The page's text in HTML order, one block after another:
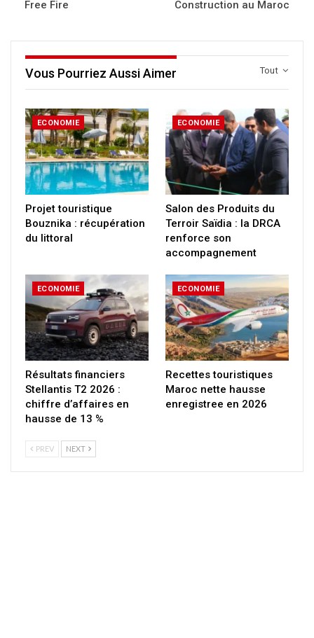
Free Fire Construction au Maroc
Tout
Vous Pourriez Aussi Aimer
ECONOMIE
Projet touristique
Bouznika : récupération
du littoral
ECONOMIE
Salon des Produits du
Terroir Saïdia : la DRCA
renforce son
accompagnement
ECONOMIE
Résultats financiers
Stellantis T2 2026 :
chiffre d’affaires en
hausse de 13 %
ECONOMIE
Recettes touristiques
Maroc nette hausse
enregistree en 2026
PREV NEXT